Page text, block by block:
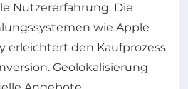
Nutzererfahrung. Die
wie Apple
erleichtert den Kaufprozess
Geolokalisierung